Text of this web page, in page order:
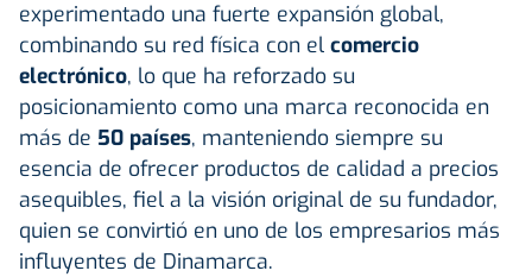
experimentado una fuerte expansión global,
combinando su red física con el comercio
electrónico, lo que ha reforzado su
posicionamiento como una marca reconocida en
más de 50 países, manteniendo siempre su
esencia de ofrecer productos de calidad a precios
asequibles, fiel a la visión original de su fundador,
quien se convirtió en uno de los empresarios más
influyentes de Dinamarca.